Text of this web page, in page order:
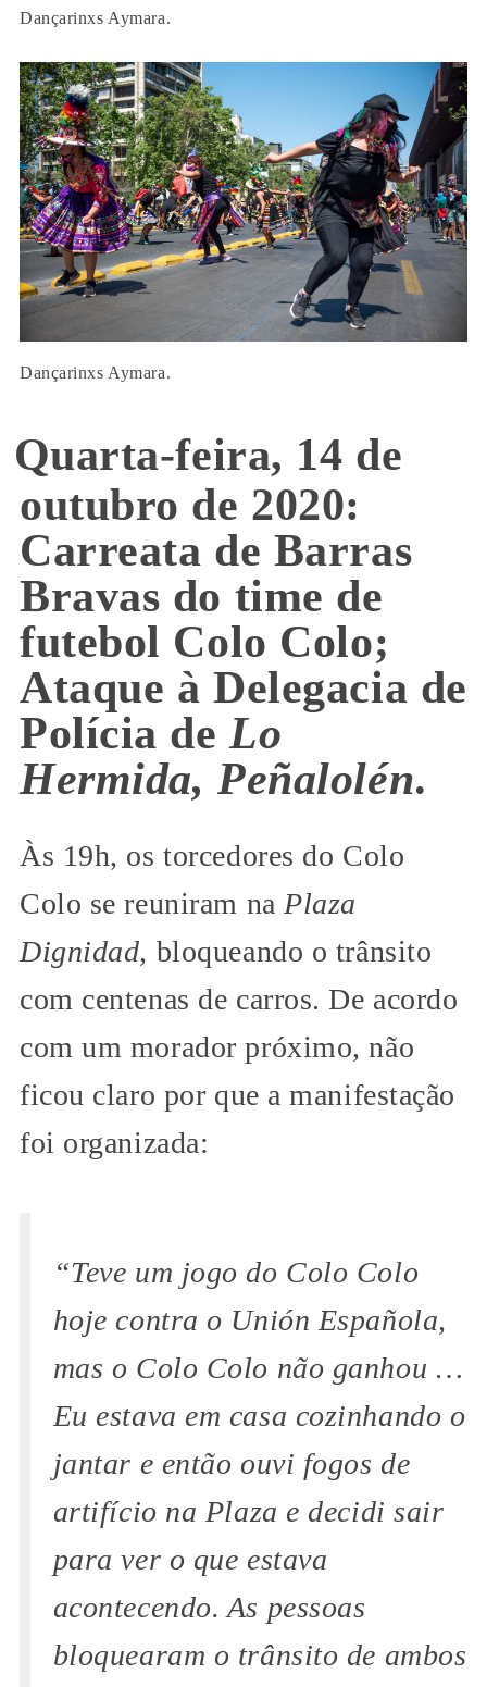
Dançarinxs Aymara.
Dançarinxs Aymara.
Quarta-feira, 14 de
outubro de 2020:
Carreata de Barras
Bravas do time de
futebol Colo Colo;
Ataque à Delegacia de
Polícia deLo
Hermida, Peñalolén.
Às 19h, os torcedores do Colo
Colo se reuniram na Plaza
Dignidad, bloqueando o trânsito
com centenas de carros. De acordo
com um morador próximo, não
ficou claro por que a manifestação
foi organizada:
“Teve um jogo do Colo Colo
hoje contra o Unión Española,
mas o Colo Colo não ganhou …
Eu estava em casa cozinhando o
jantar e então ouvi fogos de
artifício na Plaza e decidi sair
para ver o que estava
acontecendo. As pessoas
bloquearam o trânsito de ambos